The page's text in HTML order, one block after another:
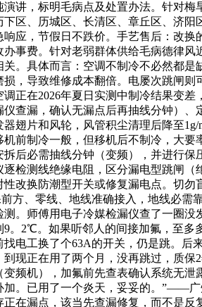
演讲，标明毛病点及处置办法。针对
下区、历城区、长清区、章丘区、济
响应，节假日不跌价。手艺售后：改
办事费。针对老弱群体供给毛病德律
关。具体而言：空调不制冷不必然都
损，导致维修成本翻倍。电屡次跳闸
调正在2026年夏日实测中制冷结果变
仪查漏，确认无漏点后再抽线分钟）
翅片和风轮，风管积尘清理后降至
机前制冷一般，但移机后不制冷，大
拆后必需抽线分钟（变频），并进行
逐检测线绝缘电阻，区分漏电型跳闸
性改换防潮型开关或修复漏电点。切
方、零线、地线准确接入，地线必需
测。师傅用电子冷媒检漏仪查了一圈
9。2℃。如果听邻人的间接加氟，至
找电工换了个63A的开关，仍是跳。
到现正在用了两个月，没再跳过，质
频机），加氟前先查表确认系统无
加。已用了一个炎天，妥妥的。”——广
在漏点，该当先查漏修复，而不是